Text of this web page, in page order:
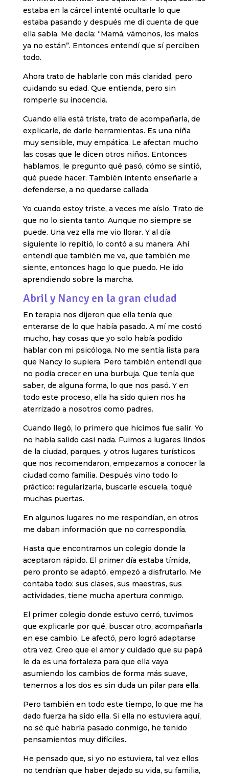
estaba en la cárcel intenté ocultarle lo que
estaba pasando y después me di cuenta de que
ella sabía. Me decía: “Mamá, vámonos, los malos
ya no están”. Entonces entendí que sí perciben
todo.
Ahora trato de hablarle con más claridad, pero
cuidando su edad. Que entienda, pero sin
romperle su inocencia.
Cuando ella está triste, trato de acompañarla, de
explicarle, de darle herramientas. Es una niña
muy sensible, muy empática. Le afectan mucho
las cosas que le dicen otros niños. Entonces
hablamos, le pregunto qué pasó, cómo se sintió,
qué puede hacer. También intento enseñarle a
defenderse, a no quedarse callada.
Yo cuando estoy triste, a veces me aíslo. Trato de
que no lo sienta tanto. Aunque no siempre se
puede. Una vez ella me vio llorar. Y al día
siguiente lo repitió, lo contó a su manera. Ahí
entendí que también me ve, que también me
siente, entonces hago lo que puedo. He ido
aprendiendo sobre la marcha.
Abril y Nancy en la gran ciudad
En terapia nos dijeron que ella tenía que
enterarse de lo que había pasado. A mí me costó
mucho, hay cosas que yo solo había podido
hablar con mi psicóloga. No me sentía lista para
que Nancy lo supiera. Pero también entendí que
no podía crecer en una burbuja. Que tenía que
saber, de alguna forma, lo que nos pasó. Y en
todo este proceso, ella ha sido quien nos ha
aterrizado a nosotros como padres.
Cuando llegó, lo primero que hicimos fue salir. Yo
no había salido casi nada. Fuimos a lugares lindos
de la ciudad, parques, y otros lugares turísticos
que nos recomendaron, empezamos a conocer la
ciudad como familia. Después vino todo lo
práctico: regularizarla, buscarle escuela, toqué
muchas puertas.
En algunos lugares no me respondían, en otros
me daban información que no correspondía.
Hasta que encontramos un colegio donde la
aceptaron rápido. El primer día estaba tímida,
pero pronto se adaptó, empezó a disfrutarlo. Me
contaba todo: sus clases, sus maestras, sus
actividades, tiene mucha apertura conmigo.
El primer colegio donde estuvo cerró, tuvimos
que explicarle por qué, buscar otro, acompañarla
en ese cambio. Le afectó, pero logró adaptarse
otra vez. Creo que el amor y cuidado que su papá
le da es una fortaleza para que ella vaya
asumiendo los cambios de forma más suave,
tenernos a los dos es sin duda un pilar para ella.
Pero también en todo este tiempo, lo que me ha
dado fuerza ha sido ella. Si ella no estuviera aquí,
no sé qué habría pasado conmigo, he tenido
pensamientos muy difíciles.
He pensado que, si yo no estuviera, tal vez ellos
no tendrían que haber dejado su vida, su familia,